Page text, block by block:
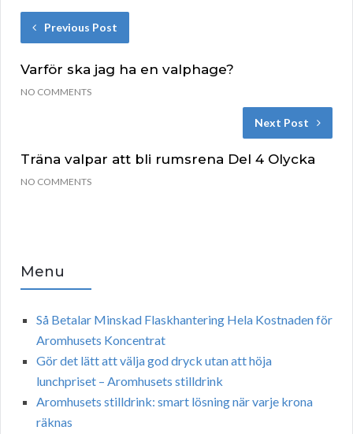
Previous Post
Varför ska jag ha en valphage?
NO COMMENTS
Next Post
Träna valpar att bli rumsrena Del 4 Olycka
NO COMMENTS
Menu
Så Betalar Minskad Flaskhantering Hela Kostnaden för
Aromhusets Koncentrat
Gör det lätt att välja god dryck utan att höja
lunchpriset – Aromhusets stilldrink
Aromhusets stilldrink: smart lösning när varje krona
räknas